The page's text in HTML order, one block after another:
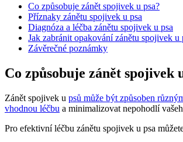
Co způsobuje zánět spojivek u psa?
Příznaky zánětu spojivek u psa
Diagnóza a léčba zánětu spojivek u psa
Jak zabránit opakování zánětu spojivek u
Závěrečné poznámky
Co způsobuje zánět spojivek
Zánět spojivek u psů může být způsoben
vhodnou léčbu a minimalizovat nepohodlí
Pro efektivní léčbu zánětu spojivek u psa